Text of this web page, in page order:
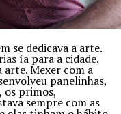
se dedicava a arte.
ía para a cidade.
Mexer com a
panelinhas,
os primos,
sempre com as